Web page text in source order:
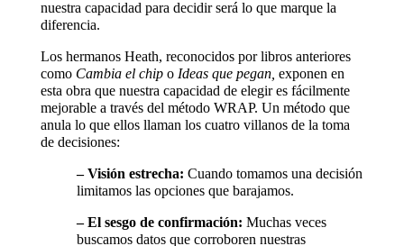
nuestra capacidad para decidir será lo que marque la
diferencia.
Los hermanos Heath, reconocidos por libros anteriores
como Cambia el chipo Ideas que pegan, exponen en
esta obra que nuestra capacidad de elegir es fácilmente
mejorable a través del método WRAP. Un método que
anula lo que ellos llaman los cuatro villanos de la toma
de decisiones:
– Visión estrecha: Cuando tomamos una decisión
limitamos las opciones que barajamos.
– El sesgo de confirmación: Muchas veces
buscamos datos que corroboren nuestras